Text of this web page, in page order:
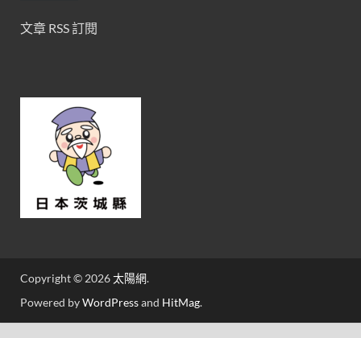
文章 RSS 訂閱
Copyright © 2026太陽網.
Powered byWordPressand HitMag.